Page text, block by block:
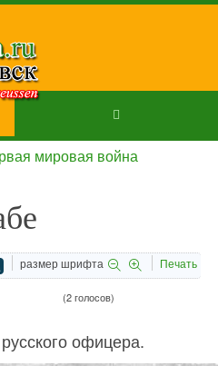
мировая война
размер шрифта Печать
(2 голосов)
офицера.